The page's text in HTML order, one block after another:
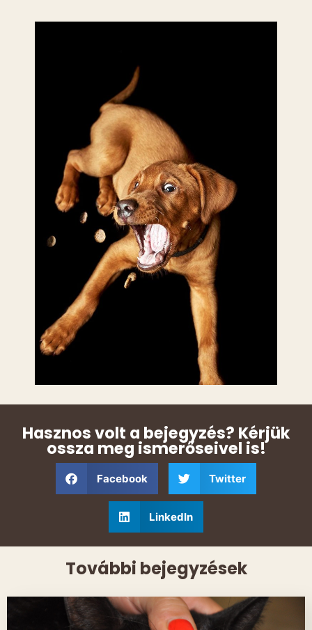
Hasznos volt a bejegyzés? Kérjük
ossza meg ismerőseivel is!
Facebook Twitter
LinkedIn
További bejegyzések